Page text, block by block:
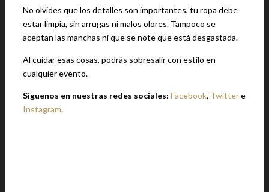
No olvides que los detalles son importantes, tu ropa debe
estar limpia, sin arrugas ni malos olores. Tampoco se
aceptan las manchas ni que se note que está desgastada.
Al cuidar esas cosas, podrás sobresalir con estilo en
cualquier evento.
Síguenos en nuestras redes sociales: Facebook, Twittere
Instagram.